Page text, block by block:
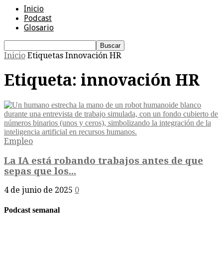
Inicio
Podcast
Glosario
Inicio Etiquetas Innovación HR
Etiqueta: innovación HR
Empleo
La IA está robando trabajos antes de que
sepas que los...
4 de junio de 2025 0
Podcast semanal